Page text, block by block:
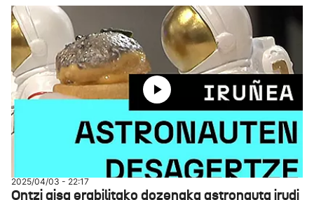
2025/04/03 - 22:17
Ontzi gisa erabilitako dozenaka astronauta irudi